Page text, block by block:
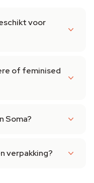
voor
of feminised
Soma?
verpakking?